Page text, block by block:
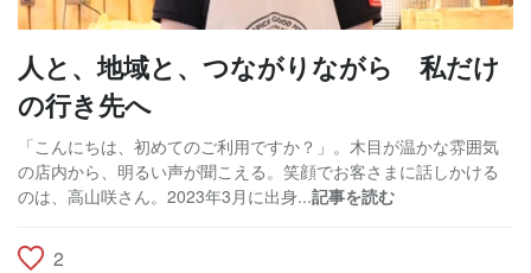
人と、地域と、つながりながら 私だけ
の行き先へ
「こんにちは、初めてのご利用ですか？」。木目が温かな雰囲気
の店内から、明るい声が聞こえる。笑顔でお客さまに話しかける
のは、高山咲さん。2023年3月に出身...記事を読む
2